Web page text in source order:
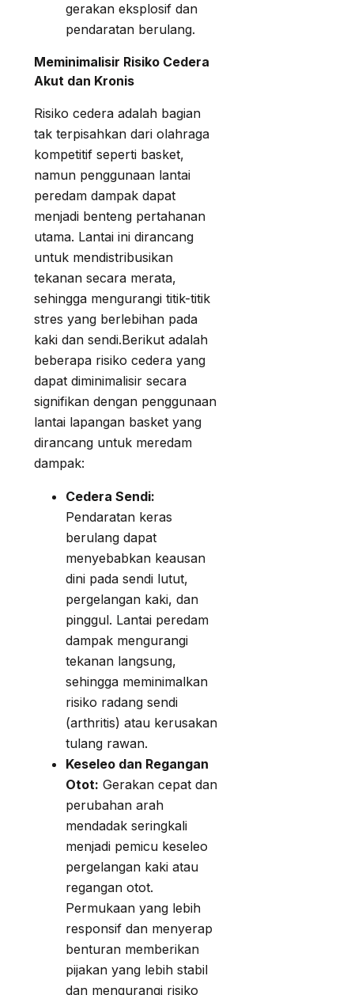
gerakan eksplosif dan
pendaratan berulang.
Meminimalisir Risiko Cedera
Akut dan Kronis
Risiko cedera adalah bagian
tak terpisahkan dari olahraga
kompetitif seperti basket,
namun penggunaan lantai
peredam dampak dapat
menjadi benteng pertahanan
utama. Lantai ini dirancang
untuk mendistribusikan
tekanan secara merata,
sehingga mengurangi titik-titik
stres yang berlebihan pada
kaki dan sendi.Berikut adalah
beberapa risiko cedera yang
dapat diminimalisir secara
signifikan dengan penggunaan
lantai lapangan basket yang
dirancang untuk meredam
dampak:
Cedera Sendi:
Pendaratan keras
berulang dapat
menyebabkan keausan
dini pada sendi lutut,
pergelangan kaki, dan
pinggul. Lantai peredam
dampak mengurangi
tekanan langsung,
sehingga meminimalkan
risiko radang sendi
(arthritis) atau kerusakan
tulang rawan.
Keseleo dan Regangan
Otot: Gerakan cepat dan
perubahan arah
mendadak seringkali
menjadi pemicu keseleo
pergelangan kaki atau
regangan otot.
Permukaan yang lebih
responsif dan menyerap
benturan memberikan
pijakan yang lebih stabil
dan mengurangi risiko